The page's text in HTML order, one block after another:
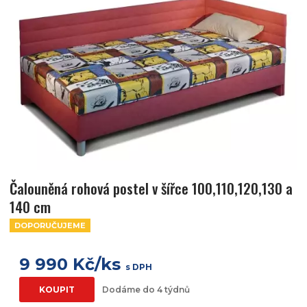
Čalouněná rohová postel v šířce 100,110,120,130 a
140 cm
DOPORUČUJEME
9 990 Kč/ks s DPH
KOUPIT Dodáme do 4 týdnů